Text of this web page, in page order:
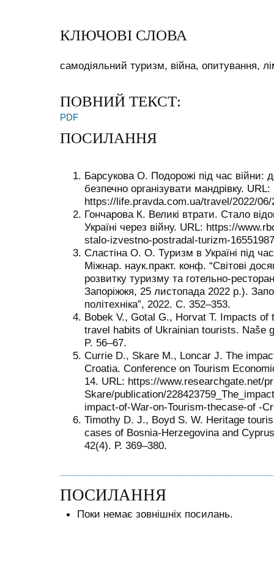
КЛЮЧОВІ СЛОВА
самодіяльний туризм, війна, опитування,
ПОВНИЙ ТЕКСТ:
PDF
ПОСИЛАННЯ
Барсукова О. Подорожі під час війни:
безпечно організувати мандрівку. URL:
https://life.pravda.com.ua/travel/2022/06/
Гончарова К. Великі втрати. Стало
Україні через війну. URL: https://
stalo-izvestno-postradal-turizm-
Сластіна О. О. Туризм в Україні під
Міжнар. наук.практ. конф. “Світові
розвитку туризму та готельно-
Запоріжжя, 25 листопада 2022 р.).
політехніка”, 2022. С. 352–353.
Bobek V., Gotal G., Horvat T. Impacts of
travel habits of Ukrainian tourists. Naše
P. 56–67.
Currie D., Skare M., Loncar J. The
Croatia. Conference on Tourism
14. URL: https://www.researchgate.net/
Skare/publication/
impact-of-War-on-Tourism-thecase-of -
Timothy D. J., Boyd S. W. Heritage
cases of Bosnia-Herzegovina and
42(4). Р. 369–380.
ПОСИЛАННЯ
Поки немає зовнішніх посилань.